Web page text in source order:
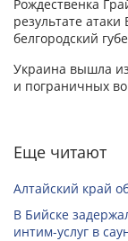
Рождественка
результате
белгородский
Украина вышла
и пограничных
Еще читают
Алтайский край
В Бийске
интим-услуг в